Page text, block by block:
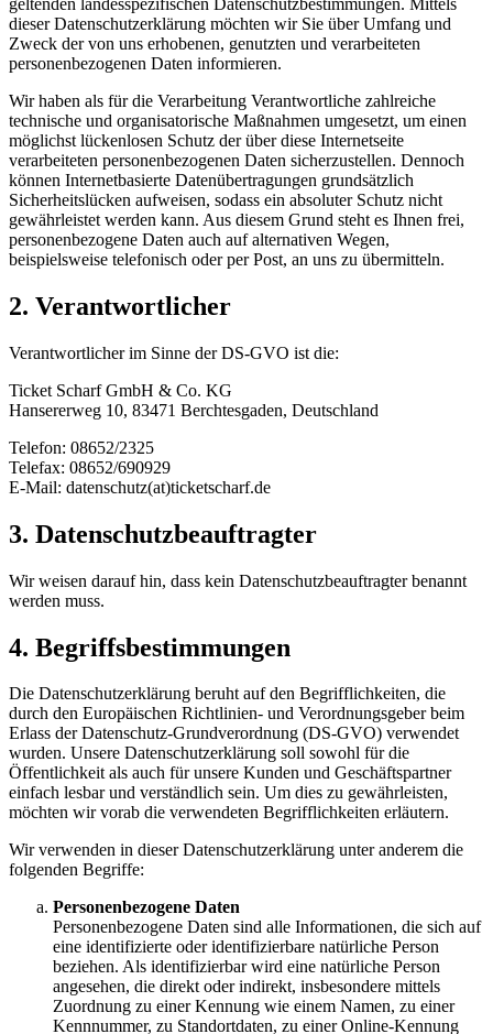
geltenden landesspezifischen Datenschutzbestimmungen. Mittels
dieser Datenschutzerklärung möchten wir Sie über Umfang und
Zweck der von uns erhobenen, genutzten und verarbeiteten
personenbezogenen Daten informieren.
Wir haben als für die Verarbeitung Verantwortliche zahlreiche
technische und organisatorische Maßnahmen umgesetzt, um einen
möglichst lückenlosen Schutz der über diese Internetseite
verarbeiteten personenbezogenen Daten sicherzustellen. Dennoch
können Internetbasierte Datenübertragungen grundsätzlich
Sicherheitslücken aufweisen, sodass ein absoluter Schutz nicht
gewährleistet werden kann. Aus diesem Grund steht es Ihnen frei,
personenbezogene Daten auch auf alternativen Wegen,
beispielsweise telefonisch oder per Post, an uns zu übermitteln.
2. Verantwortlicher
Verantwortlicher im Sinne der DS-GVO ist die:
Ticket Scharf GmbH & Co. KG
Hansererweg 10, 83471 Berchtesgaden, Deutschland
Telefon: 08652/2325
Telefax: 08652/690929
E-Mail: datenschutz(at)ticketscharf.de
3. Datenschutzbeauftragter
Wir weisen darauf hin, dass kein Datenschutzbeauftragter benannt
werden muss.
4. Begriffsbestimmungen
Die Datenschutzerklärung beruht auf den Begrifflichkeiten, die
durch den Europäischen Richtlinien- und Verordnungsgeber beim
Erlass der Datenschutz-Grundverordnung (DS-GVO) verwendet
wurden. Unsere Datenschutzerklärung soll sowohl für die
Öffentlichkeit als auch für unsere Kunden und Geschäftspartner
einfach lesbar und verständlich sein. Um dies zu gewährleisten,
möchten wir vorab die verwendeten Begrifflichkeiten erläutern.
Wir verwenden in dieser Datenschutzerklärung unter anderem die
folgenden Begriffe:
Personenbezogene Daten
Personenbezogene Daten sind alle Informationen, die sich auf
eine identifizierte oder identifizierbare natürliche Person
beziehen. Als identifizierbar wird eine natürliche Person
angesehen, die direkt oder indirekt, insbesondere mittels
Zuordnung zu einer Kennung wie einem Namen, zu einer
Kennnummer, zu Standortdaten, zu einer Online-Kennung